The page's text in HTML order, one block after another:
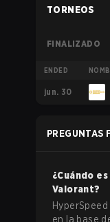
TORNEOS
FINALIZADO
ENDED
jun. 30
PREGUNTAS
¿Cuándo
Valorant?
en la base